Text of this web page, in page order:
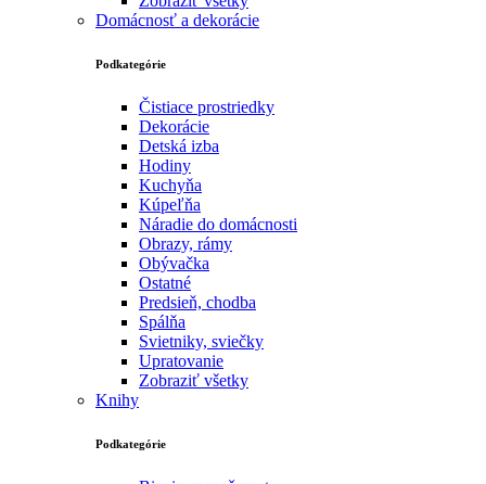
Domácnosť a dekorácie
Podkategórie
Čistiace prostriedky
Dekorácie
Detská izba
Hodiny
Kuchyňa
Kúpeľňa
Náradie do domácnosti
Obrazy, rámy
Obývačka
Ostatné
Predsieň, chodba
Spálňa
Svietniky, sviečky
Upratovanie
Zobraziť všetky
Knihy
Podkategórie